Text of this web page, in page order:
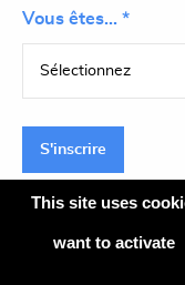
Vous êtes... *
S'inscrire
This site uses
want to activate